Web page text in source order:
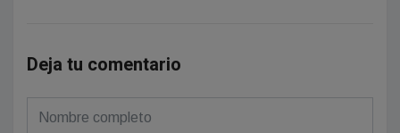
Deja tu comentario